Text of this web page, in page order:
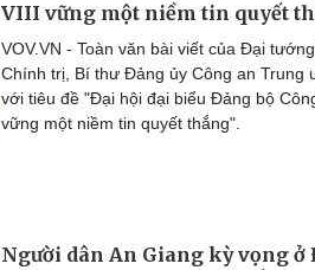
VIII vững một niềm tin quyết
VOV.VN - Toàn văn bài viết của Đại
Chính trị, Bí thư Đảng ủy Công an Trung
với tiêu đề "Đại hội đại biểu Đảng bộ
vững một niềm tin quyết thắng".
Người dân An Giang kỳ vọng